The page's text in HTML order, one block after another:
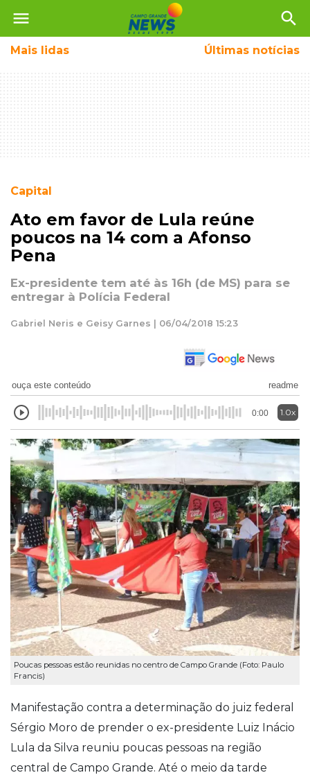
menu search
Mais lidas Últimas notícias
Capital
Ato em favor de Lula reúne
poucos na 14 com a Afonso
Pena
Ex-presidente tem até às 16h (de MS) para se
entregar à Polícia Federal
Gabriel Neris e Geisy Garnes | 06/04/2018 15:23
ouça este conteúdo readme
0:00 1.0x
Poucas pessoas estão reunidas no centro de Campo Grande (Foto: Paulo
Francis)
Manifestação contra a determinação do juiz federal
Sérgio Moro de prender o ex-presidente Luiz Inácio
Lula da Silva reuniu poucas pessoas na região
central de Campo Grande. Até o meio da tarde